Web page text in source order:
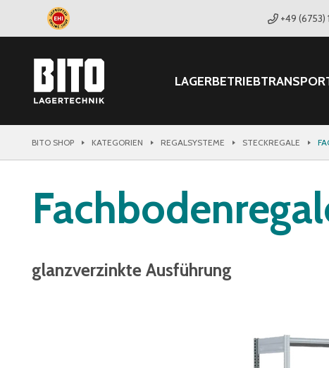
+49 (6753)
LAGERBETRIEB
BITO SHOP KATEGORIEN REGALSYSTEME STECKREGALE
glanzverzinkte Ausführung